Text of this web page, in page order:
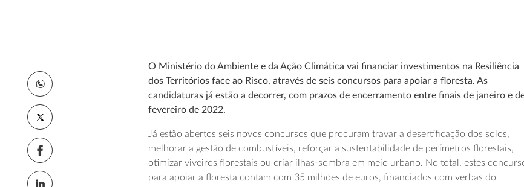
O Ministério do Ambiente e da Ação Climática vai financiar investimentos na Resiliência
dos Territórios face ao Risco, através de seis concursos para apoiar a floresta. As
candidaturas já estão a decorrer, com prazos de encerramento entre finais de janeiro e
fevereiro de 2022.
Já estão abertos seis novos concursos que procuram travar a desertificação dos solos,
melhorar a gestão de combustíveis, reforçar a sustentabilidade de perímetros florestais,
otimizar viveiros florestais ou criar ilhas-sombra em meio urbano. No total, estes
para apoiar a floresta contam com 35 milhões de euros, financiados com verbas do